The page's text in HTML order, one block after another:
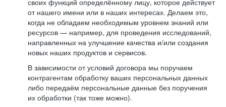
своих функций определённому лицу, которое действует
от нашего имени или в наших интересах. Делаем это,
когда не обладаем необходимым уровнем знаний или
ресурсов — например, для проведения исследований,
направленных на улучшение качества и/или создания
новых наших продуктов и сервисов.
В зависимости от условий договора мы поручаем
контрагентам обработку ваших персональных данных
либо передаём персональные данные без поручения
их обработки (так тоже можно).